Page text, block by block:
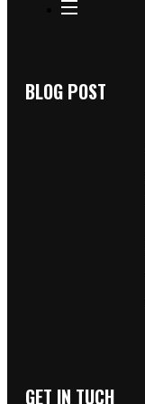
BLOG POST
GET IN TUCH